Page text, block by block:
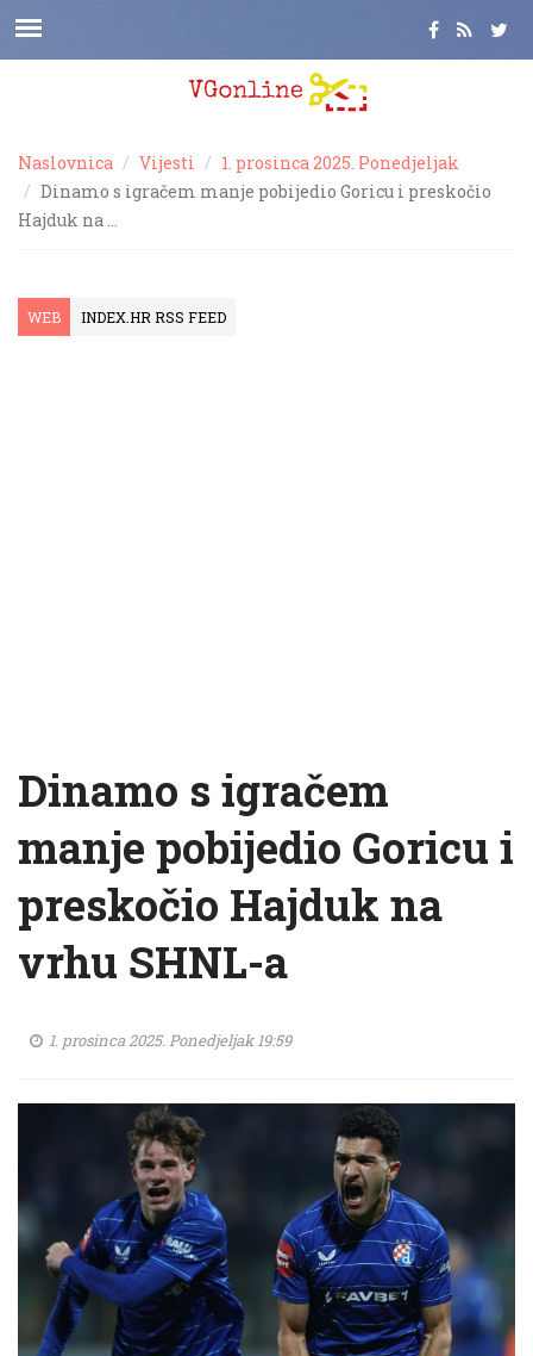
Naslovnica Vijesti
1. prosinca 2025. Ponedjeljak
Dinamo s igračem manje pobijedio Goricu i preskočio
Hajduk na …
WEB INDEX.HR RSS FEED
Dinamo s igračem
manje pobijedio Goricu i
preskočio Hajduk na
vrhu SHNL-a
1. prosinca 2025. Ponedjeljak 19:59